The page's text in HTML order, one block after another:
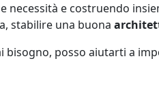
necessità e costruendo
stabilire una buona
bisogno, posso aiutarti a